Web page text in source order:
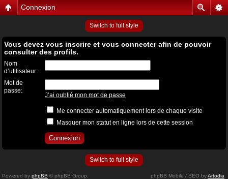
Connexion
Switch to full style
Vous devez vous inscrire et vous connecter afin de pouvoir
consulter des profils.
Nom
d’utilisateur:
Mot de
passe:
J’ai oublié mon mot de passe
Me connecter automatiquement lors de chaque visite
Masquer mon statut en ligne lors de cette session
Switch to full style
Powered by phpBB © phpBB Group. phpBB Mobile / SEO byArtodia